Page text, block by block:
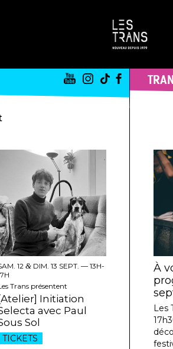
12&DIM. 13 SEPT. — 13H-
Trans présentent
[Atelier] Initiation
avec Paul
Sol
TICKETS
À
Les